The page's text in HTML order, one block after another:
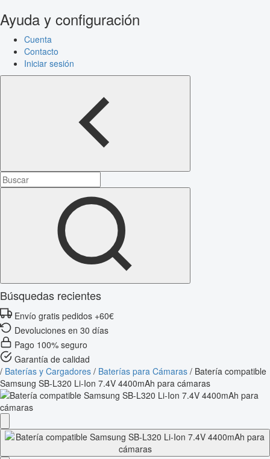
Ayuda y configuración
Cuenta
Contacto
Iniciar sesión
Búsquedas recientes
Envío gratis pedidos +60€
Devoluciones en 30 días
Pago 100% seguro
Garantía de calidad
/ Baterías y Cargadores / Baterías para Cámaras / Batería compatible
Samsung SB-L320 Li-Ion 7.4V 4400mAh para cámaras